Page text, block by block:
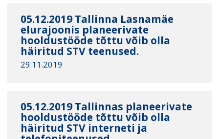
05.12.2019 Tallinna Lasnamäe
elurajoonis planeerivate
hooldustööde tõttu võib olla
häiritud STV teenused.
29.11.2019
05.12.2019 Tallinnas planeerivate
hooldustööde tõttu võib olla
häiritud STV interneti ja